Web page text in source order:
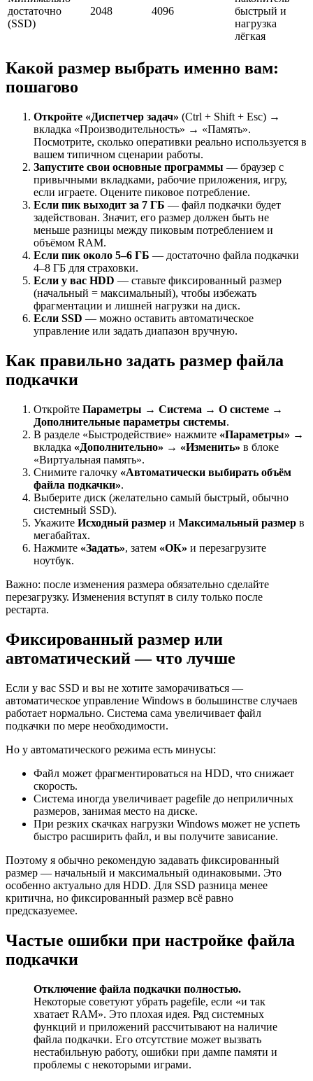
достаточно
(SSD)
2048 4096
быстрый и
нагрузка
лёгкая
Какой размер выбрать именно вам:
пошагово
Откройте «Диспетчер задач» (Ctrl + Shift + Esc) →
вкладка «Производительность» → «Память».
Посмотрите, сколько оперативки реально используется в
вашем типичном сценарии работы.
Запустите свои основные программы — браузер с
привычными вкладками, рабочие приложения, игру,
если играете. Оцените пиковое потребление.
Если пик выходит за 7 ГБ — файл подкачки будет
задействован. Значит, его размер должен быть не
меньше разницы между пиковым потреблением и
объёмом RAM.
Если пик около 5–6 ГБ — достаточно файла подкачки
4–8 ГБ для страховки.
Если у вас HDD — ставьте фиксированный размер
(начальный = максимальный), чтобы избежать
фрагментации и лишней нагрузки на диск.
Если SSD — можно оставить автоматическое
управление или задать диапазон вручную.
Как правильно задать размер файла
подкачки
Откройте Параметры → Система → О системе →
Дополнительные параметры системы.
В разделе «Быстродействие» нажмите «Параметры» →
вкладка «Дополнительно» → «Изменить» в блоке
«Виртуальная память».
Снимите галочку «Автоматически выбирать объём
файла подкачки».
Выберите диск (желательно самый быстрый, обычно
системный SSD).
Укажите Исходный размер и Максимальный размер в
мегабайтах.
Нажмите «Задать», затем «ОК» и перезагрузите
ноутбук.
Важно: после изменения размера обязательно сделайте
перезагрузку. Изменения вступят в силу только после
рестарта.
Фиксированный размер или
автоматический — что лучше
Если у вас SSD и вы не хотите заморачиваться —
автоматическое управление Windows в большинстве случаев
работает нормально. Система сама увеличивает файл
подкачки по мере необходимости.
Но у автоматического режима есть минусы:
Файл может фрагментироваться на HDD, что снижает
скорость.
Система иногда увеличивает pagefile до неприличных
размеров, занимая место на диске.
При резких скачках нагрузки Windows может не успеть
быстро расширить файл, и вы получите зависание.
Поэтому я обычно рекомендую задавать фиксированный
размер — начальный и максимальный одинаковыми. Это
особенно актуально для HDD. Для SSD разница менее
критична, но фиксированный размер всё равно
предсказуемее.
Частые ошибки при настройке файла
подкачки
Отключение файла подкачки полностью.
Некоторые советуют убрать pagefile, если «и так
хватает RAM». Это плохая идея. Ряд системных
функций и приложений рассчитывают на наличие
файла подкачки. Его отсутствие может вызвать
нестабильную работу, ошибки при дампе памяти и
проблемы с некоторыми играми.